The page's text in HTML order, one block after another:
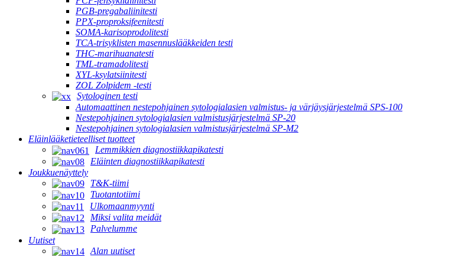
PGB-pregabaliinitesti
PPX-proproksifeenitesti
SOMA-karisoprodolitesti
TCA-trisyklisten masennuslääkkeiden testi
THC-marihuanatesti
TML-tramadolitesti
XYL-ksylatsiinitesti
ZOL Zolpidem -testi
Sytologinen testi
Automaattinen nestepohjainen sytologialasien valmistus- ja värjäysjärjestelmä SPS-100
Nestepohjainen sytologialasien valmistusjärjestelmä SP-20
Nestepohjainen sytologialasien valmistusjärjestelmä SP-M2
Eläinlääketieteelliset tuotteet
Lemmikkien diagnostiikkapikatesti
Eläinten diagnostiikkapikatesti
Joukkuenäyttely
T&K-tiimi
Tuotantotiimi
Ulkomaanmyynti
Miksi valita meidät
Palvelumme
Uutiset
Alan uutiset